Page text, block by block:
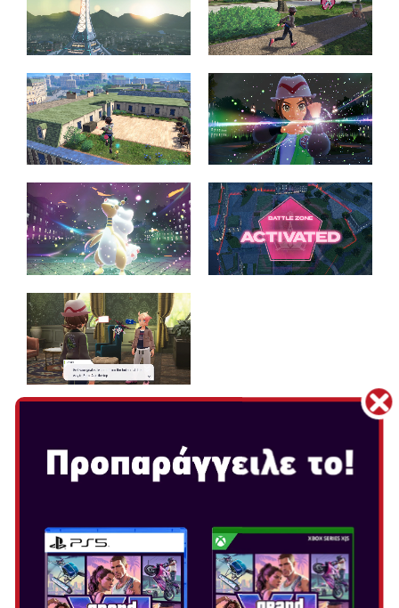
Ημερομηνία Κυκλοφορίας: Οκτ 16, 2025
POKÉMON LEGENDS: Z-A
Μια φιλόδοξη νέα περιπέτεια διαδραματίζεται στη